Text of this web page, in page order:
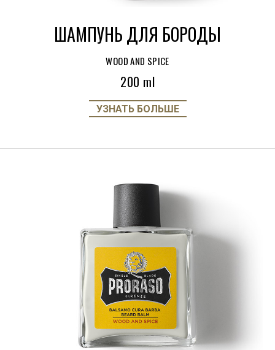
ШАМПУНЬ ДЛЯ БОРОДЫ
WOOD AND SPICE
200 ml
УЗНАТЬ БОЛЬШЕ